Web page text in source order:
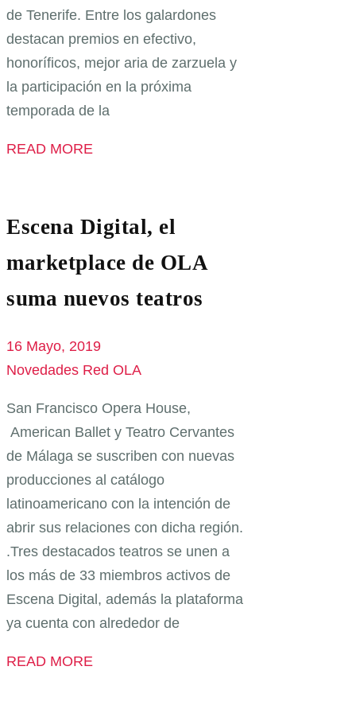
de Tenerife. Entre los galardones
destacan premios en efectivo,
honoríficos, mejor aria de zarzuela y
la participación en la próxima
temporada de la
READ MORE
Escena Digital, el
marketplace de OLA
suma nuevos teatros
16 Mayo, 2019
Novedades Red OLA
San Francisco Opera House,
American Ballet y Teatro Cervantes
de Málaga se suscriben con nuevas
producciones al catálogo
latinoamericano con la intención de
abrir sus relaciones con dicha región.
.Tres destacados teatros se unen a
los más de 33 miembros activos de
Escena Digital, además la plataforma
ya cuenta con alrededor de
READ MORE